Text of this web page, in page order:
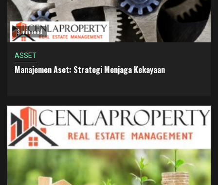
3 min read
ASSET
Manajemen Aset: Strategi Menjaga Kekayaan